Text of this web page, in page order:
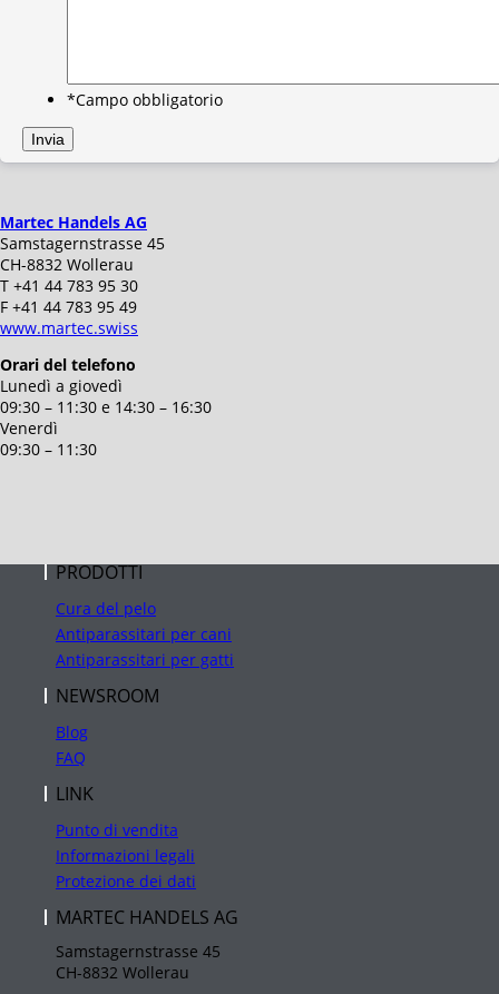
*Campo obbligatorio
Martec Handels AG
Samstagernstrasse 45
CH-8832 Wollerau
T +41 44 783 95 30
F +41 44 783 95 49
www.martec.swiss
Orari del telefono
Lunedì a giovedì
09:30 – 11:30 e 14:30 – 16:30
Venerdì
09:30 – 11:30
PRODOTTI
Cura del pelo
Antiparassitari per cani
Antiparassitari per gatti
NEWSROOM
Blog
FAQ
LINK
Punto di vendita
Informazioni legali
Protezione dei dati
MARTEC HANDELS AG
Samstagernstrasse 45
CH-8832 Wollerau